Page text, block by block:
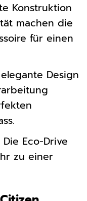
Konstruktion
machen die
für einen
Design
Die Eco-Drive
zu einer